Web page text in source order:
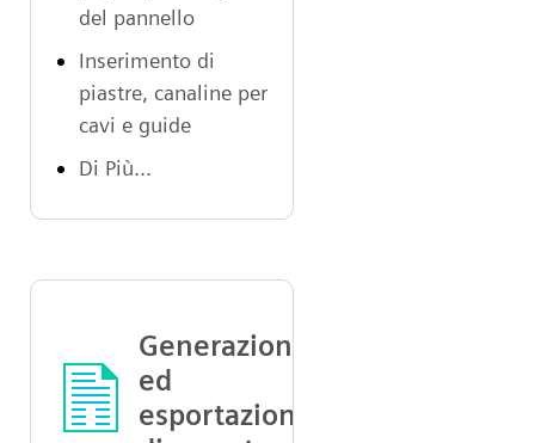
del pannello
Inserimento di
piastre, canaline per
cavi e guide
Di Più...
Generazione
ed
esportazione